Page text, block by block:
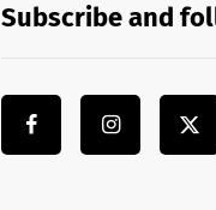
Subscribe and